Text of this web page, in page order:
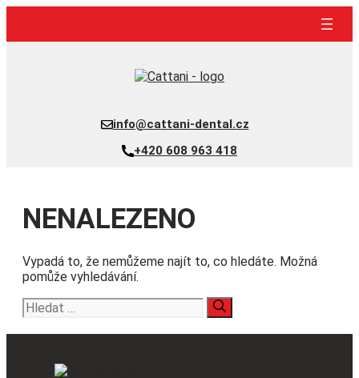
obsah
info@cattani-dental.cz
+420 608 963 418
NENALEZENO
Vypadá to, že nemůžeme najít to, co hledáte. Možná
pomůže vyhledávání.
Hledat: